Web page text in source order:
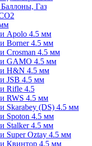
Газ
Apolo 4.5 мм
Borner 4.5 мм
Crosman 4.5 мм
GAMO 4.5 мм
H&N 4.5 мм
JSB 4.5 мм
Rifle 4.5
RWS 4.5 мм
Skarabey (DS) 4.5 мм
Spoton 4.5 мм
Stalker 4.5 мм
Super Oztay 4.5 мм
Квинтор 4.5 мм